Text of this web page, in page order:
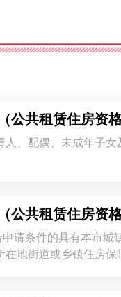
公共租赁住房资
人、配偶、未成年子
公共租赁住房资
请条件的具有本市
在地街道或乡镇住房保